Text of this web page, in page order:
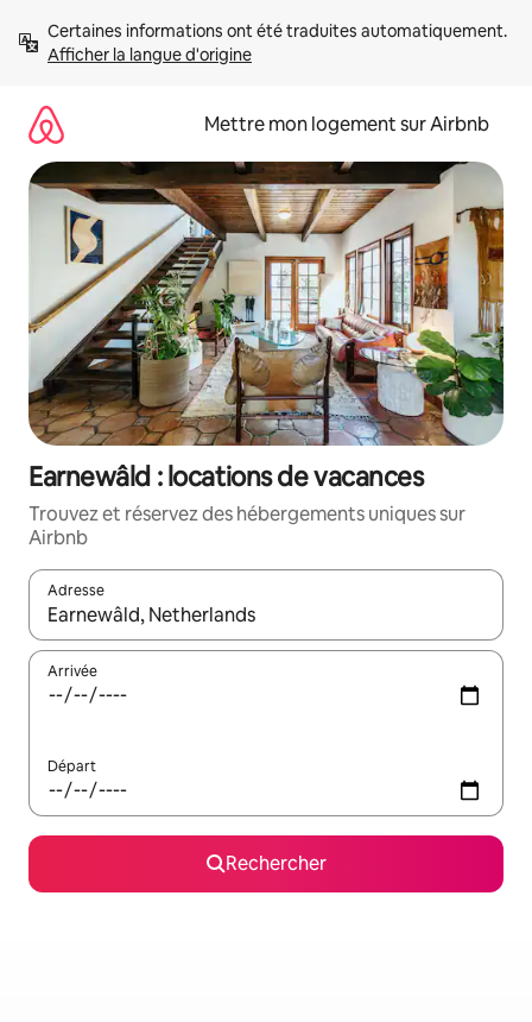
directement
Afficher la langue d'origine
Mettre mon logement sur Airbnb
Earnewâld : locations de vacances
Trouvez et réservez des hébergements uniques sur
Airbnb
Adresse
Lorsque les résultats s'affichent, utilisez les flèches vers le
Arrivée
Départ
Rechercher